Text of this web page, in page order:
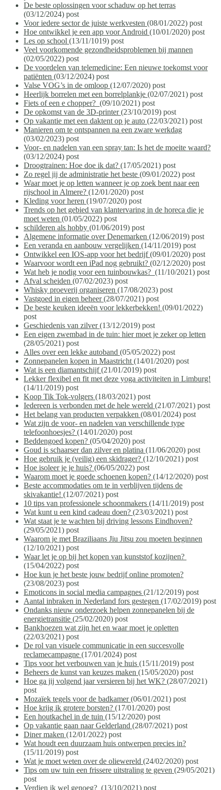
De beste oplossingen voor schaduw op het terras
(03/12/2024) post
Voor iedere sector de juiste werkvesten (08/01/2022) post
Hoe ontwikkel je een app voor Android (10/01/2020) post
Les op school (13/11/1019) post
Veel voorkomende gezondheidsproblemen bij mannen
(02/05/2022) post
De voordelen van telemedicine: Een nieuwe toekomst voor
patiënten (03/12/2024) post
Valse VOG’s in de omloop (12/07/2020) post
Heerlijk borrelen met een borrelplankje (02/07/2021) post
Fiets of een e chopper? (09/10/2021) post
De opkomst van de 3D-printer(23/10/2019) post
Op vakantie met een daktent op je auto (22/03/2021) post
Manieren om te ontspannen na een zware werkdag
(03/02/2023) post
Voor- en nadelen van een spray tan: Is het de moeite waard?
(03/12/2024) post
Droogtrainen: Hoe doe ik dat? (17/05/2021) post
Zo regel jij de administratie het beste (09/01/2022) post
Waar moet je op letten wanneer je op zoek bent naar een
rijschool in Almere? (12/01/2020) post
Kleding voor heren (19/07/2020) post
Trends op het gebied van klantervaring in de horeca die je
moet weten (01/05/2022) post
schilderen als hobby (01/06/2019) post
Algemene informatie over Denemarken (12/06/2019) post
Een veranda en aanbouw vergelijken (14/11/2019) post
Ontwikkel een IOS-app voor het bedrijf(09/01/2020) post
Waarvoor wordt een iPad nog gebruikt? (02/12/2020) post
Wat heb je nodig voor een tuinbouwkas? (11/10/2021) post
Afval scheiden (07/02/2023) post
Whisky proeverij organiseren (17/08/2023) post
Vastgoed in eigen beheer(28/07/2021) post
De beste keuken ideeën voor lekkerbekken! (09/01/2022)
post
Geschiedenis van zilver(13/12/2019) post
Een eigen zwembad in de tuin: hier moet je zeker op letten
(28/05/2021) post
Alles over een lekke autoband (05/05/2022) post
Zonnepanelen kopen in Maastricht (14/01/2020) post
Wat is een diamantschijf(21/01/2019) post
Lekker flexibel en fit met deze yoga activiteiten in Limburg!
(14/11/2019) post
Koop Tik Tok-volgers (18/03/2021) post
Iedereen is verbonden met de hele wereld (21/07/2021) post
Het belang van producten verpakken (08/01/2024) post
Wat zijn de voor- en nadelen van verschillende type
telefoonhoesjes? (14/01/2020) post
Beddengoed kopen? (05/04/2020) post
Goud is schaarser dan zilver en platina (11/06/2020) post
Hoe gebruik je (veilig) een skidrager? (12/10/2021) post
Hoe isoleer je je huis? (06/05/2022) post
Waarom moet je goede schoenen kopen? (14/12/2020) post
Beste accommodaties om te in verblijven tijdens de
skivakantie! (12/07/2021) post
10 tips van professionele schoonmakers (14/11/2019) post
Wat kunt u een kind cadeau doen? (23/03/2021) post
Wat staat je te wachten bij driving lessons Eindhoven?
(29/05/2021) post
Waarom je met Braziliaans Jiu Jitsu zou moeten beginnen
(12/10/2021) post
Waar let je op bij het kopen van kunststof kozijnen?
(15/04/2022) post
Hoe kun je het beste jouw bedrijf online promoten?
(23/08/2023) post
Emoticons in social media campagnes (21/12/2019) post
Aantal inbraken in Nederland fors gestegen (17/02/2019) post
Ondanks nieuw onderzoek helpen zonnepanelen bij de
energietransitie (25/02/2020) post
Bankhoezen wat zijn het en waar moet je opletten
(22/03/2021) post
De rol van visuele communicatie in een succesvolle
reclamecampagne (17/01/2024) post
Tips voor het verbouwen van je huis (15/11/2019) post
Beheers de kunst van keuzes maken (15/05/2020) post
Hoe ga jij volgend jaar versieren bij het WK? (28/07/2021)
post
Mozaïek tegels voor de badkamer(06/01/2021) post
Hoe krijg ik grotere borsten? (17/01/2020) post
Een houtkachel in de tuin (15/12/2020) post
Op vakantie gaan naar Gelderland (28/07/2021) post
Diner maken (12/01/2022) post
Wat houdt een duurzaam huis ontwerpen precies in?
(15/11/2019) post
Wat je moet weten over de oliewereld (24/02/2020) post
Tips om uw tuin een frissere uitstraling te geven (29/05/2021)
post
Verdien ik wel genoeg? (13/10/2021) post